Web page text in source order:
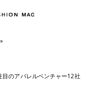
»
のアパレルベンチャー12社